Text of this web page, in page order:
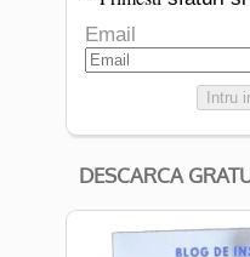
Email
Intru
DESCARCA